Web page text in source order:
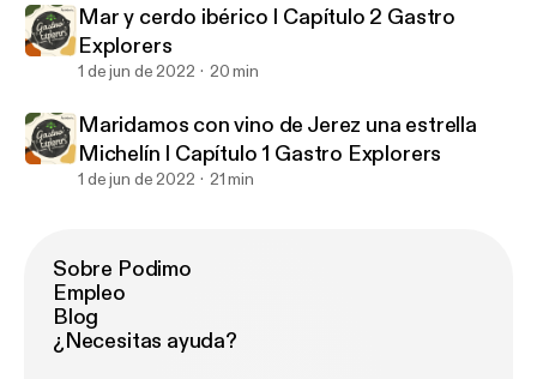
Mar y cerdo ibérico I Capítulo 2 Gastro
Explorers
1 de jun de 2022 20 min
Maridamos con vino de Jerez una estrella
Michelín I Capítulo 1 Gastro Explorers
1 de jun de 2022 21 min
Sobre Podimo
Empleo
Blog
¿Necesitas ayuda?